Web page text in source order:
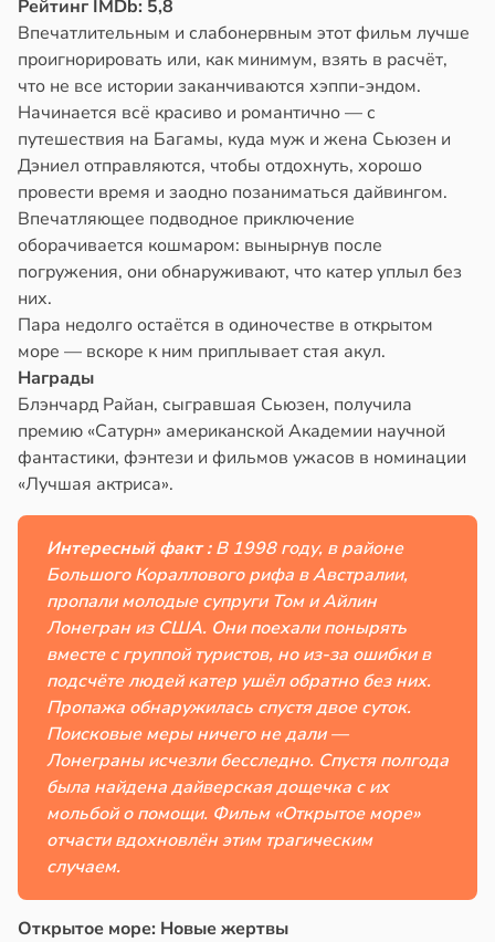
Рейтинг IMDb: 5,8
Впечатлительным и слабонервным этот фильм лучше
проигнорировать или, как минимум, взять в расчёт,
что не все истории заканчиваются хэппи-эндом.
Начинается всё красиво и романтично — с
путешествия на Багамы, куда муж и жена Сьюзен и
Дэниел отправляются, чтобы отдохнуть, хорошо
провести время и заодно позаниматься дайвингом.
Впечатляющее подводное приключение
оборачивается кошмаром: вынырнув после
погружения, они обнаруживают, что катер уплыл без
них.
Пара недолго остаётся в одиночестве в открытом
море — вскоре к ним приплывает стая акул.
Награды
Блэнчард Райан, сыгравшая Сьюзен, получила
премию «Сатурн» американской Академии научной
фантастики, фэнтези и фильмов ужасов в номинации
«Лучшая актриса».
Интересный факт :В 1998 году, в районе
Большого Кораллового рифа в Австралии,
пропали молодые супруги Том и Айлин
Лонегран из США. Они поехали понырять
вместе с группой туристов, но из-за ошибки в
подсчёте людей катер ушёл обратно без них.
Пропажа обнаружилась спустя двое суток.
Поисковые меры ничего не дали —
Лонеграны исчезли бесследно. Спустя полгода
была найдена дайверская дощечка с их
мольбой о помощи. Фильм «Открытое море»
отчасти вдохновлён этим трагическим
случаем.
Открытое море: Новые жертвы